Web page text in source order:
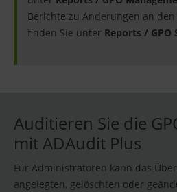
Berichte zu Änderungen an den
finden Sie unter Reports / GPO
Auditieren Sie die
mit ADAudit Plus
Für Administratoren kann das
angelegten, gelöschten oder